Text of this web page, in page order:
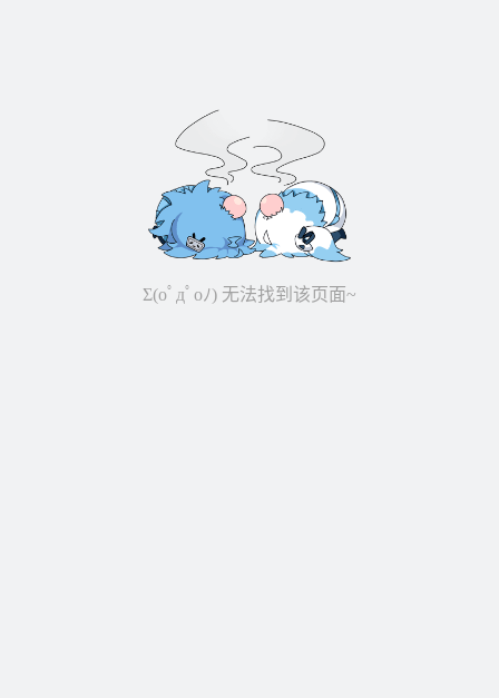
Σ(oﾟдﾟoﾉ) 无法找到该页面~